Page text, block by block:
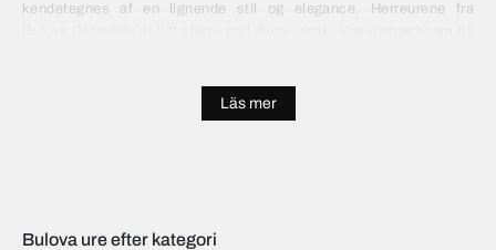
kendetegnes af en lignende stil og elegance. Herreurene fra
Läs mer
Bulova ure efter kategori